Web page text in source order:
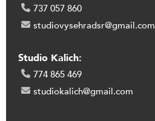
737 057 860
studiovysehradsr@gmail.com
Studio Kalich:
774 865 469
studiokalich@gmail.com